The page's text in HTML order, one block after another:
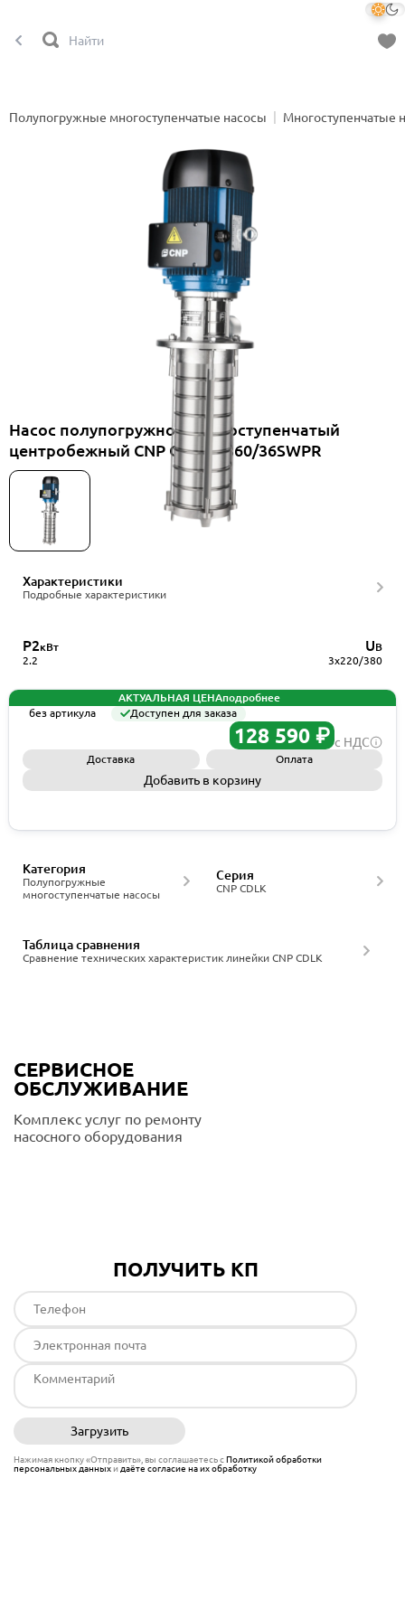
Полупогружные многоступенчатые насосы Многоступенчатые
Насос полупогружной многоступенчатый
центробежный CNP CDLK1-360/36SWPR
Характеристики
Подробные характеристики
P2кВт
2.2
UВ
3x220/380
АКТУАЛЬНАЯ ЦЕНАподробнее
без артикула
Доступен для заказа
128 590 ₽ с НДС
Доставка Оплата
Добавить в корзину
Полупогружные
многоступенчатые насосы
Категория
CNP CDLK
Серия
Сравнение технических характеристик линейки CNP CDLK
Таблица сравнения
СЕРВИСНОЕ
ОБСЛУЖИВАНИЕ
Комплекс услуг по ремонту
насосного оборудования
ПОЛУЧИТЬ КП
Загрузить
Нажимая кнопку «Отправить», вы соглашаетесь сПолитикой обработки
персональных данныхи даёте согласие на их обработку